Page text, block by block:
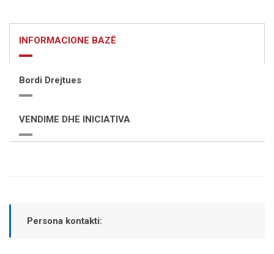
INFORMACIONE BAZË
Bordi Drejtues
VENDIME DHE INICIATIVA
Persona kontakti: